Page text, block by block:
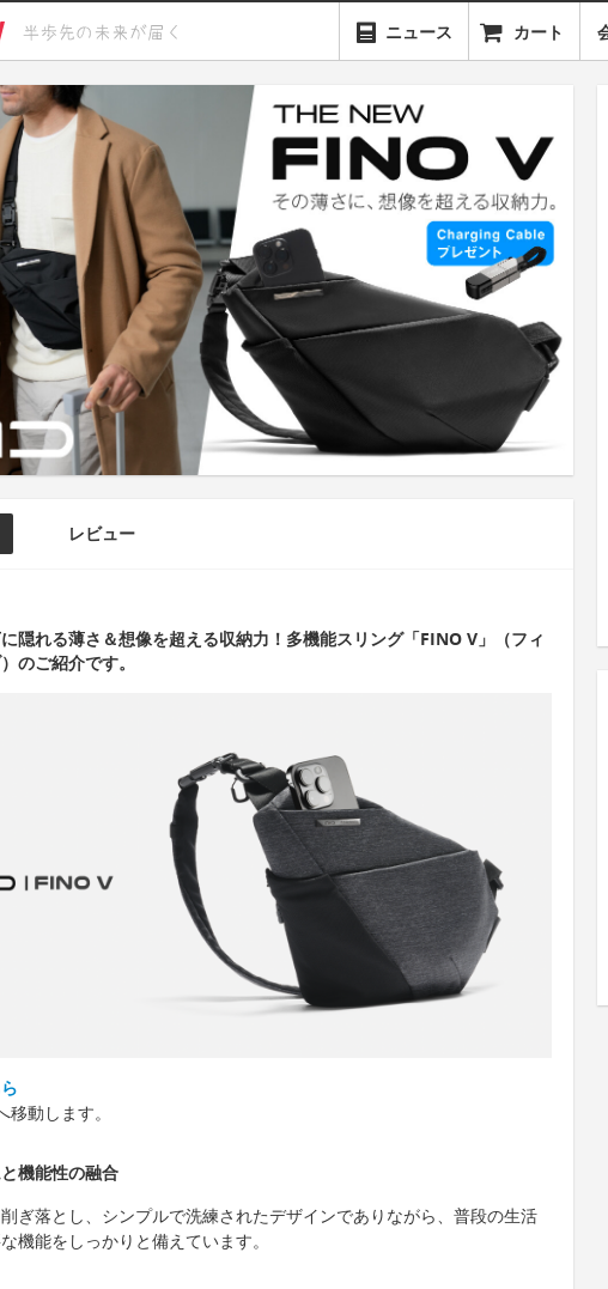
ニュース カート
レビュー
隠れる薄さ＆想像を超える収納力！多機能スリング「FINO V」（フィ
のご紹介です。
動します。
機能性の融合
ぎ落とし、シンプルで洗練されたデザインでありながら、普段の生活
機能をしっかりと備えています。